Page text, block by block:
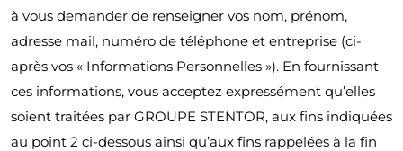
à vous demander de renseigner vos nom, prénom,
adresse mail, numéro de téléphone et entreprise (ci-
après vos « Informations Personnelles »). En fournissant
ces informations, vous acceptez expressément qu’elles
soient traitées par GROUPE STENTOR, aux fins indiquées
au point 2 ci-dessous ainsi qu’aux fins rappelées à la fin